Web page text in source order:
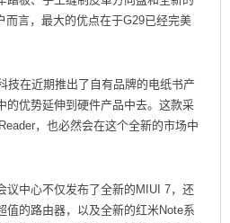
而言，最大的优点在于G29已经完美
在近期推出了自有品牌的电纸书产
的优势延伸到硬件产品中去。这款采
，也必然会在这个全新的市场中
中心不仅发布了全新的MIUI 7，还
值的路由器，以及全新的红米Note系